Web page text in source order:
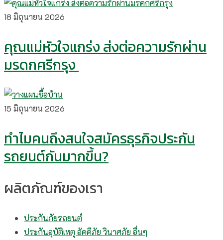
18 มิถุนายน 2026
คุณแม่หัวใจแกร่ง ส่งต่อความรักผ่าน
มรดกศรีกรุง
15 มิถุนายน 2026
ทำไมคนถึงสนใจสมัครธุรกิจประกัน
รถยนต์กันมากขึ้น?
ผลิตภัณฑ์ของเรา
ประกันภัยรถยนต์
ประกันอุบัติเหตุ อัคคีภัย วินาศภัย อื่นๆ